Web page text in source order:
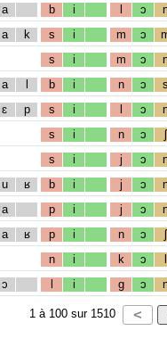
a b i l ɔ
a k s i m ɔ
s i m ɔ
a l b i n ɔ s
ɛ p s i l ɔ
s i n ɔ ʃ
s i j ɔ
u ʁ b i j ɔ
a p i j ɔ
a ʁ p i n ɔ ʃ
n i k ɔ l
ɔ l i g ɔ
1 à 100 sur 1510